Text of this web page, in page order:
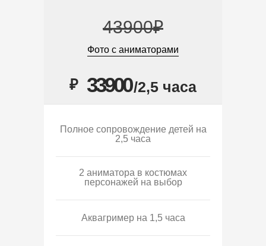
43900₽
Фото с аниматорами
₽ 33900/2,5 часа
Полное сопровождение детей на
2,5 часа
2 аниматора в костюмах
персонажей на выбор
Аквагример на 1,5 часа